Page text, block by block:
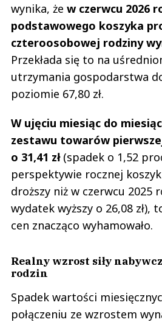
wynika, że w czerwcu 2026
podstawowego koszyka
czteroosobowej rodziny
Przekłada się to na
utrzymania gospodarstwa
poziomie 67,80 zł.
W ujęciu miesiąc do
zestawu towarów
o 31,41 zł(spadek o 1,52
perspektywie rocznej
droższy niż w czerwcu 2025
wydatek wyższy o 26,08 zł),
cen znacząco wyhamowało.
Realny wzrost siły
rodzin
Spadek wartości
połączeniu ze wzrostem